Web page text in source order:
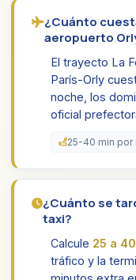
¿Cuánto
aeropuerto
El trayecto La
París-Orly
noche, los
oficial
25-40 min por
¿Cuánto se
taxi?
Calcule 25 a
tráfico y la